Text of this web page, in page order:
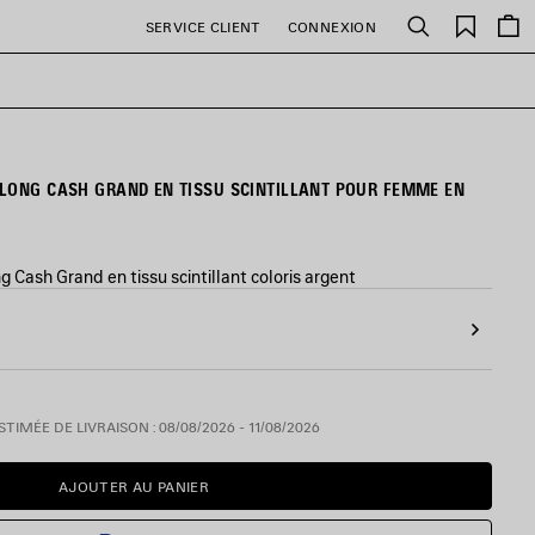
SERVICE CLIENT CONNEXION Rechercher
CASH GRAND EN TISSU SCINTILLANT POUR FEMME EN
Cash Grand en tissu scintillant coloris argent
DE LIVRAISON : 08/08/2026 - 11/08/2026
AJOUTER
AU
AJOUTER AU PANIER
VEUILLEZ
SÉLECTIONNER